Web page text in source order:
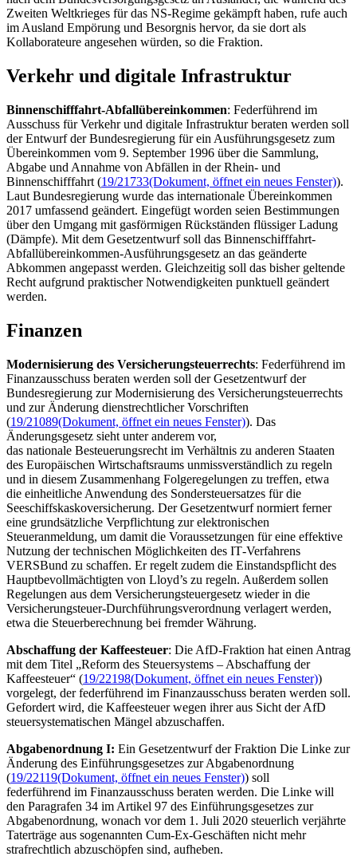
Zweiten Weltkrieges für das NS-Regime gekämpft haben, rufe auch
im Ausland Empörung und Besorgnis hervor, da sie dort als
Kollaborateure angesehen würden, so die Fraktion.
Verkehr und digitale Infrastruktur
Binnenschifffahrt-Abfallübereinkommen: Federführend im
Ausschuss für Verkehr und digitale Infrastruktur beraten werden soll
der Entwurf der Bundesregierung für ein Ausführungsgesetz zum
Übereinkommen vom 9. September 1996 über die Sammlung,
Abgabe und Annahme von Abfällen in der Rhein- und
Binnenschifffahrt (19/21733(Dokument, öffnet ein neues Fenster)).
Laut Bundesregierung wurde das internationale Übereinkommen
2017 umfassend geändert. Eingefügt worden seien Bestimmungen
über den Umgang mit gasförmigen Rückständen flüssiger Ladung
(Dämpfe). Mit dem Gesetzentwurf soll das Binnenschifffahrt-
Abfallübereinkommen-Ausführungsgesetz an das geänderte
Abkommen angepasst werden. Gleichzeitig soll das bisher geltende
Recht aufgrund praktischer Notwendigkeiten punktuell geändert
werden.
Finanzen
Modernisierung des Versicherungsteuerrechts: Federführend im
Finanzausschuss beraten werden soll der Gesetzentwurf der
Bundesregierung zur Modernisierung des Versicherungsteuerrechts
und zur Änderung dienstrechtlicher Vorschriften
(19/21089(Dokument, öffnet ein neues Fenster)). Das
Änderungsgesetz sieht unter anderem vor,
das nationale Besteuerungsrecht im Verhältnis zu anderen Staaten
des Europäischen Wirtschaftsraums unmissverständlich zu regeln
und in diesem Zusammenhang Folgeregelungen zu treffen, etwa
die einheitliche Anwendung des Sondersteuersatzes für die
Seeschiffskaskoversicherung. Der Gesetzentwurf normiert ferner
eine grundsätzliche Verpflichtung zur elektronischen
Steueranmeldung, um damit die Voraussetzungen für eine effektive
Nutzung der technischen Möglichkeiten des IT-Verfahrens
VERSBund zu schaffen. Er regelt zudem die Einstandspflicht des
Hauptbevollmächtigten von Lloyd’s zu regeln. Außerdem sollen
Regelungen aus dem Versicherungsteuergesetz wieder in die
Versicherungsteuer-Durchführungsverordnung verlagert werden,
etwa die Steuerberechnung bei fremder Währung.
Abschaffung der Kaffeesteuer: Die AfD-Fraktion hat einen Antrag
mit dem Titel „Reform des Steuersystems – Abschaffung der
Kaffeesteuer“ (19/22198(Dokument, öffnet ein neues Fenster))
vorgelegt, der federführend im Finanzausschuss beraten werden soll.
Gefordert wird, die Kaffeesteuer wegen ihrer aus Sicht der AfD
steuersystematischen Mängel abzuschaffen.
Abgabenordnung I: Ein Gesetzentwurf der Fraktion Die Linke zur
Änderung des Einführungsgesetzes zur Abgabenordnung
(19/22119(Dokument, öffnet ein neues Fenster)) soll
federführend im Finanzausschuss beraten werden. Die Linke will
den Paragrafen 34 im Artikel 97 des Einführungsgesetzes zur
Abgabenordnung, wonach vor dem 1. Juli 2020 steuerlich verjährte
Taterträge aus sogenannten Cum-Ex-Geschäften nicht mehr
strafrechtlich abzuschöpfen sind, aufheben.